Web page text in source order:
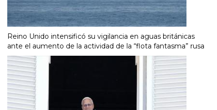
Reino Unido intensificó su vigilancia en aguas británicas
ante el aumento de la actividad de la “flota fantasma” rusa